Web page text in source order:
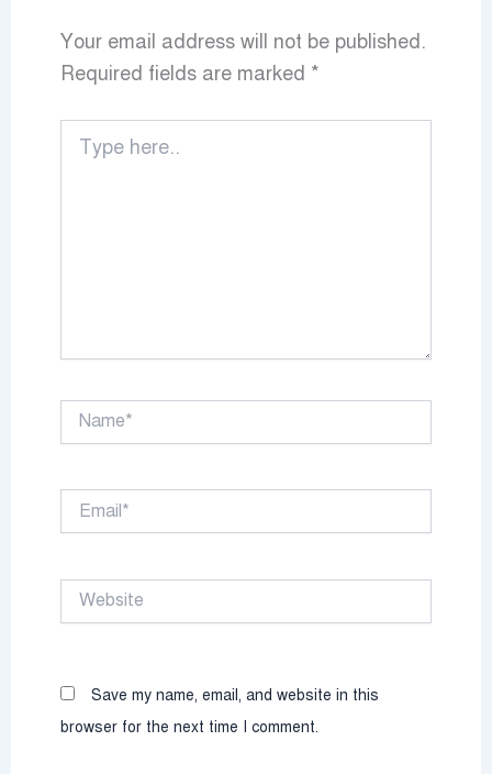
Your email address will not be published.
Required fields are marked *
here..
Name*
Email*
Website
Save my name, email, and website in this
browser for the next time I comment.